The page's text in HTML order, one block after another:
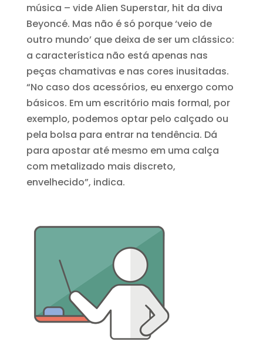
música – vide Alien Superstar, hit da diva
Beyoncé. Mas não é só porque ‘veio de
outro mundo’ que deixa de ser um clássico:
a característica não está apenas nas
peças chamativas e nas cores inusitadas.
“No caso dos acessórios, eu enxergo como
básicos. Em um escritório mais formal, por
exemplo, podemos optar pelo calçado ou
pela bolsa para entrar na tendência. Dá
para apostar até mesmo em uma calça
com metalizado mais discreto,
envelhecido”, indica.